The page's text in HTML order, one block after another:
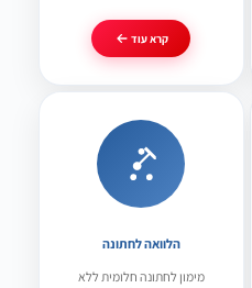
קרא עוד
הלוואה לחתונה
מימון לחתונה חלומית ללא